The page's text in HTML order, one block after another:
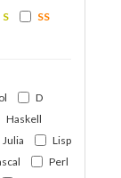
S
SS
D
Haskell
Julia
Lisp
Perl